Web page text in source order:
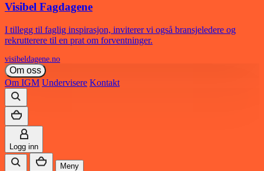
Visibel Fagdagene
I tillegg til faglig inspirasjon, inviterer vi også bransjeledere og
rekrutterere til en prat om forventninger.
visibeldagene.no
Om oss
Om IGM Undervisere Kontakt
Logg inn
Meny